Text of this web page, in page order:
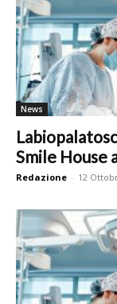
News
Smile House
Redazione - 12